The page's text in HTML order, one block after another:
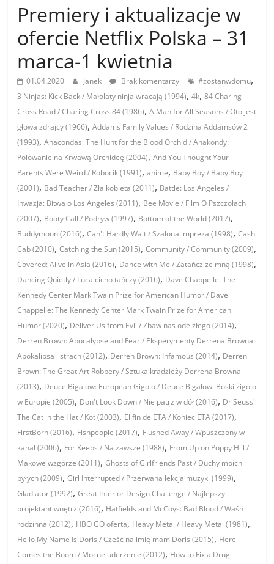
Premiery i aktualizacje w
ofercie Netflix Polska – 31
marca-1 kwietnia
01.04.2020 Janek Brak komentarzy #zostanwdomu,
3 Ninjas: Kick Back / Małolaty ninja wracają (1994),4k,84 Charing
Cross Road / Charing Cross 84 (1986),A Man for All Seasons / Oto jest
głowa zdrajcy (1966),Addams Family Values / Rodzina Addamsów 2
(1993),Anacondas: The Hunt for the Blood Orchid / Anakondy:
Polowanie na Krwawą Orchideę (2004),And You Thought Your
Parents Were Weird / Robocik (1991),anime, Baby Boy / Baby Boy
(2001), Bad Teacher / Zła kobieta (2011), Battle: Los Angeles /
Inwazja: Bitwa o Los Angeles (2011), Bee Movie / Film O Pszczołach
(2007), Booty Call / Podryw (1997), Bottom of the World (2017),
Buddymoon (2016),Can't Hardly Wait / Szalona impreza (1998),Cash
Cab (2010),Catching the Sun (2015),Community / Community (2009),
Covered: Alive in Asia (2016), Dance with Me / Zatańcz ze mną (1998),
Dancing Quietly / Luca cicho tańczy (2016), Dave Chappelle: The
Kennedy Center Mark Twain Prize for American Humor / Dave
Chappelle: The Kennedy Center Mark Twain Prize for American
Humor (2020), Deliver Us from Evil / Zbaw nas ode złego (2014),
Derren Brown: Apocalypse and Fear / Eksperymenty Derrena Browna:
Apokalipsa i strach (2012), Derren Brown: Infamous (2014), Derren
Brown: The Great Art Robbery / Sztuka kradzieży Derrena Browna
(2013), Deuce Bigalow: European Gigolo / Deuce Bigalow: Boski żigolo
w Europie (2005), Don't Look Down / Nie patrz w dół (2016), Dr Seuss'
The Cat in the Hat / Kot (2003), El fin de ETA / Koniec ETA (2017),
FirstBorn (2016), Fishpeople (2017), Flushed Away / Wpuszczony w
kanał (2006), For Keeps / Na zawsze (1988), From Up on Poppy Hill /
Makowe wzgórze (2011),Ghosts of Girlfriends Past / Duchy moich
byłych (2009),Girl Interrupted / Przerwana lekcja muzyki (1999),
Gladiator (1992),Great Interior Design Challenge / Najlepszy
projektant wnętrz (2016), Hatfields and McCoys: Bad Blood / Waśń
rodzinna (2012), HBO GO oferta, Heavy Metal / Heavy Metal (1981),
Hello My Name Is Doris / Cześć na imię mam Doris (2015), Here
Comes the Boom / Mocne uderzenie (2012), How to Fix a Drug